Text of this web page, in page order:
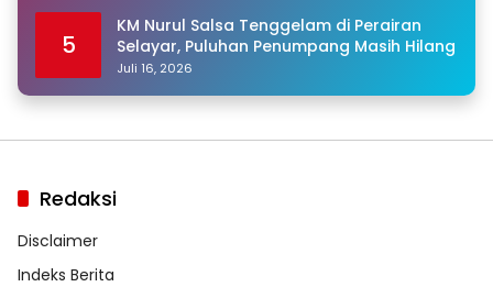
5
KM Nurul Salsa Tenggelam di Perairan
Selayar, Puluhan Penumpang Masih Hilang
Juli 16, 2026
Redaksi
Disclaimer
Indeks Berita